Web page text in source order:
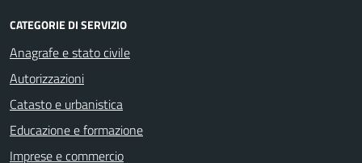
CATEGORIE DI SERVIZIO
Anagrafe e stato civile
Autorizzazioni
Catasto e urbanistica
Educazione e formazione
Imprese e commercio